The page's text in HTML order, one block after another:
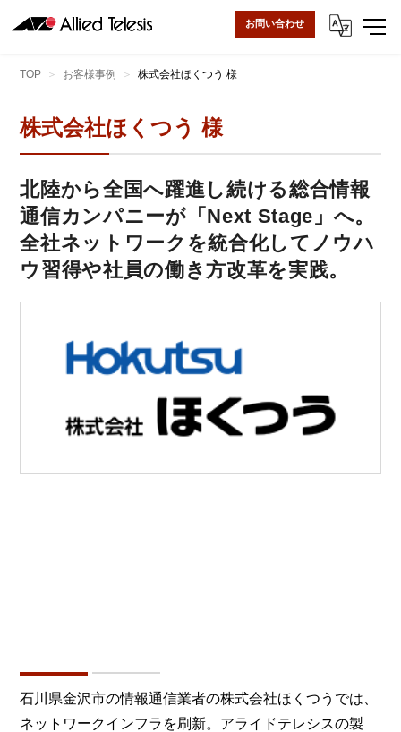
お問い合わせ
TOP お客様事例 株式会社ほくつう 様
株式会社ほくつう 様
北陸から全国へ躍進し続ける総合情報
通信カンパニーが「Next Stage」へ。
全社ネットワークを統合化してノウハ
ウ習得や社員の働き方改革を実践。
石川県金沢市の情報通信業者の株式会社ほくつうでは、
ネットワークインフラを刷新。アライドテレシスの製